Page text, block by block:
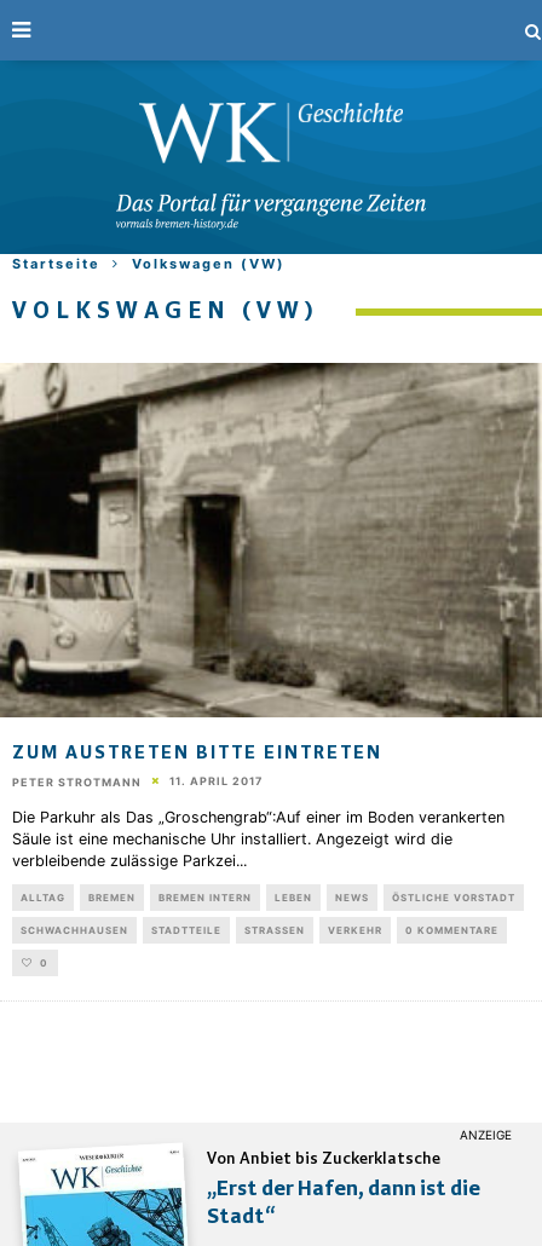
Startseite Volkswagen (VW)
VOLKSWAGEN (VW)
ZUM AUSTRETEN BITTE EINTRETEN
PETER STROTMANN 11. APRIL 2017
Die Parkuhr als Das „Groschengrab“:Auf einer im Boden verankerten
Säule ist eine mechanische Uhr installiert. Angezeigt wird die
verbleibende zulässige Parkzei...
ALLTAG BREMEN BREMEN INTERN LEBEN NEWS ÖSTLICHE VORSTADT
SCHWACHHAUSEN STADTTEILE STRASSEN VERKEHR 0 KOMMENTARE
0
Von Anbiet bis Zuckerklatsche
„Erst der Hafen, dann ist die
Stadt“